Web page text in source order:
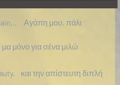
Αγάπη μου, πάλι
μόνο για σένα μιλώ
και την απίστευτη διπλή